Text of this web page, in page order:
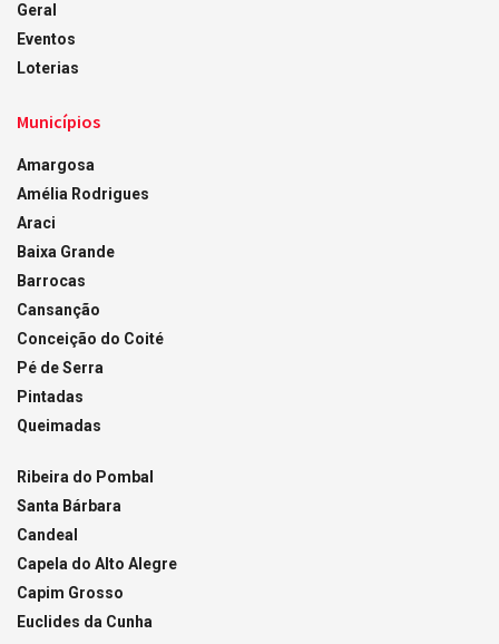
Geral
Eventos
Loterias
Municípios
Amargosa
Amélia Rodrigues
Araci
Baixa Grande
Barrocas
Cansanção
Conceição do Coité
Pé de Serra
Pintadas
Queimadas
Ribeira do Pombal
Santa Bárbara
Candeal
Capela do Alto Alegre
Capim Grosso
Euclides da Cunha